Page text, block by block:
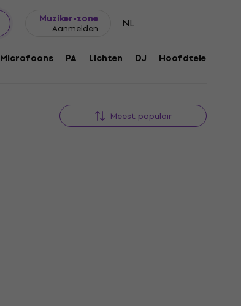
Muziker-zone
Aanmelden NL
Microfoons PA Lichten DJ Hoofdtelefoons
Meest populair